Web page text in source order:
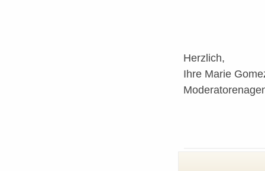
Herzlich,
Ihre Marie